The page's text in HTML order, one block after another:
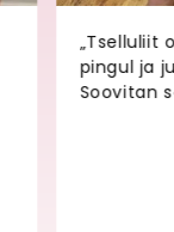
„Tselluliit
pingul ja
Soovitan